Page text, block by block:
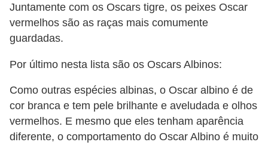
Juntamente com os Oscars tigre, os peixes Oscar
vermelhos são as raças mais comumente
guardadas.
Por último nesta lista são os Oscars Albinos:
Como outras espécies albinas, o Oscar albino é de
cor branca e tem pele brilhante e aveludada e olhos
vermelhos. E mesmo que eles tenham aparência
diferente, o comportamento do Oscar Albino é muito
a
t
o
s
e
l